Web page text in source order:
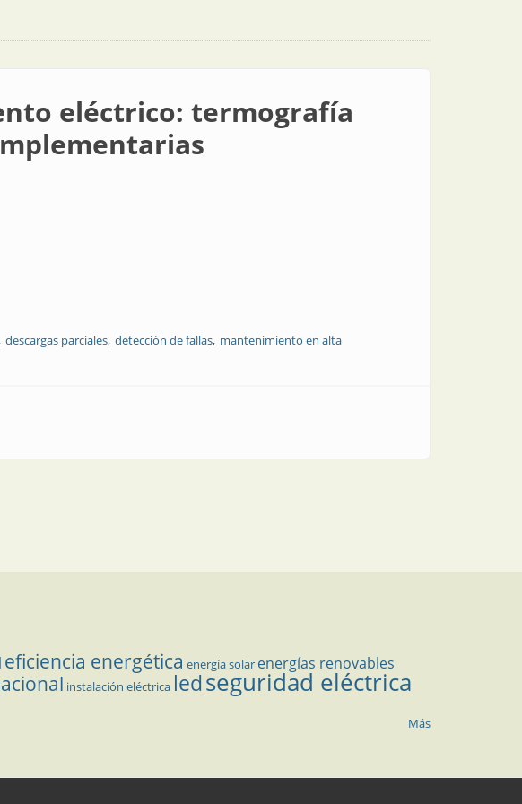
eléctrico: termografía
descargas parciales detección de fallas mantenimiento en alta
como técnicas complementarias
eficiencia energética energía solar energías renovables
instalación eléctrica ledseguridad eléctrica
Más